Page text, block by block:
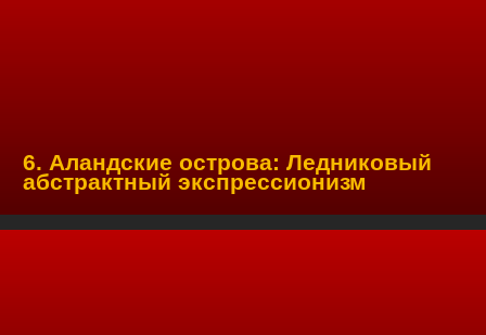
6. Аландские острова: Ледниковый
абстрактный экспрессионизм